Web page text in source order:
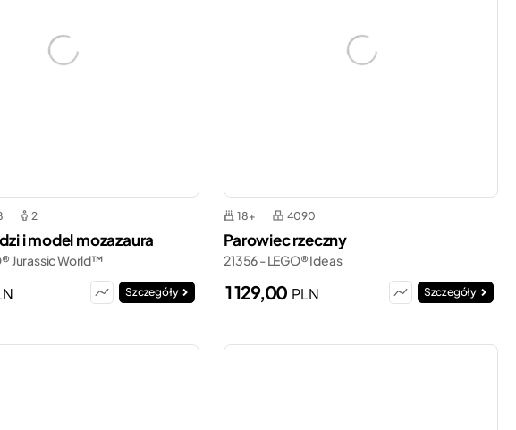
2
i model mozazaura
Jurassic World™
Szczegóły
18+ 4090
Parowiec rzeczny
21356 - LEGO® Ideas
1 129,00 PLN Szczegóły